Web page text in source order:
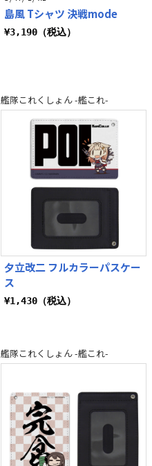
島風 Tシャツ 決戦mode
¥3,190（税込）
艦隊これくしょん -艦これ-
夕立改二 フルカラーパスケー
ス
¥1,430（税込）
艦隊これくしょん -艦これ-